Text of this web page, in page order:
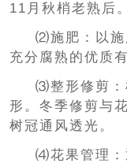
11月秋梢老熟后
⑵施肥：以施
充分腐熟的优质
⑶整形修剪：
形。冬季修剪与
树冠通风透光。
⑷花果管理：